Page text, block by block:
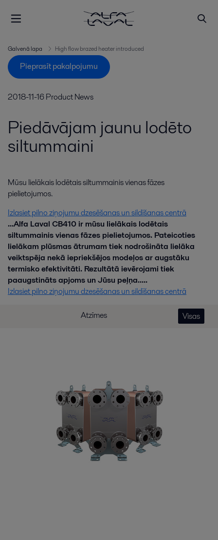
Galvenā lapa High flow brazed heater introduced
Pieprasīt pakalpojumu
2018-11-16Product News
Piedāvājam jaunu lodēto
siltummaini
Mūsu lielākais lodētais siltummainis vienas fāzes
pielietojumos.
Izlasiet pilno ziņojumu dzesēšanas un sildīšanas centrā
...Alfa Laval CB410 ir mūsu lielākais lodētais
siltummainis vienas fāzes pielietojumos. Pateicoties
lielākam plūsmas ātrumam tiek nodrošināta lielāka
veiktspēja nekā iepriekšējos modeļos ar augstāku
termisko efektivitāti. Rezultātā ievērojami tiek
paaugstināts apjoms un Jūsu peļņa.....
Izlasiet pilno ziņojumu dzesēšanas un sildīšanas centrā
Atzīmes Visas